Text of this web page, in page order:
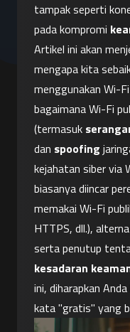
tampak seperti
pada kompromi
Artikel ini akan
mengapa kita
menggunakan Wi-
bagaimana Wi-Fi
(termasuk
dan spoofing
kejahatan siber via
biasanya diincar
memakai Wi-Fi
HTTPS, dll.),
kesadaran
ini, diharapkan
kata "gratis" yang